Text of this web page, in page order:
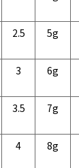
2.5 5g
3 6g
3.5 7g
4 8g